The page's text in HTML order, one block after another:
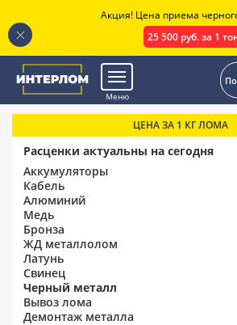
Меню
ЦЕНА ЗА 1 КГ ЛОМА
Расценки актуальны на сегодня
Аккумуляторы
Кабель
Алюминий
Медь
Бронза
ЖД металлолом
Латунь
Свинец
Черный металл
Вывоз лома
Демонтаж металла
Акция! Цена приема
25 500 руб. за 1
.